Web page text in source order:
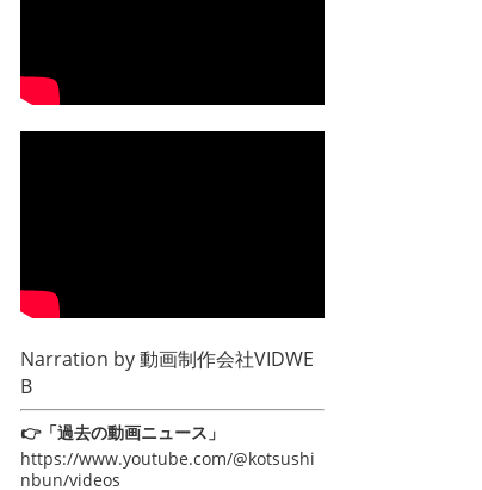
Narration by動画制作会社VIDWE
B
👉「過去の動画ニュース」
https://www.youtube.com/@kotsushi
nbun/videos